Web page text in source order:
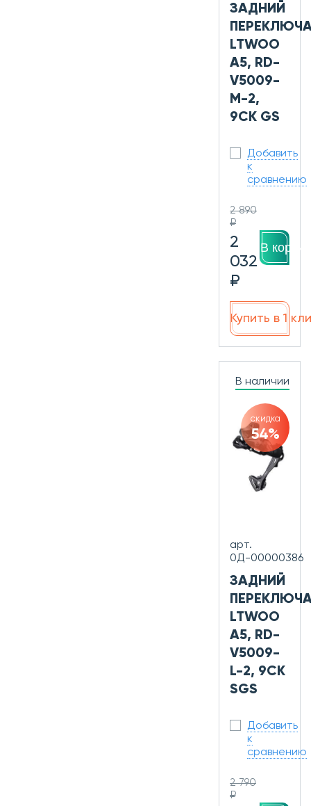
ЗАДНИЙ
LTWOO
A5, RD-
V5009-
M-2,
9СК GS
Добавить
к
сравнению
2 890
₽
2
032
₽
В
Купить в 1
В наличии
скидка
54%
арт.
0Д-00000386
ЗАДНИЙ
LTWOO
A5, RD-
V5009-
L-2, 9СК
SGS
Добавить
к
сравнению
2 790
₽